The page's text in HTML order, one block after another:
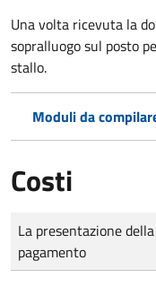
Una volta ricevuta la
sopralluogo sul posto
stallo.
Moduli da
Costi
Tipo di pagamento
Importo
La presentazione
pagamento